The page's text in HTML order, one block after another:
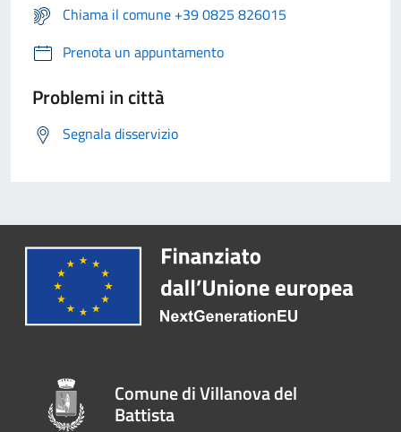
Chiama il comune +39 0825 826015
Prenota un appuntamento
Problemi in città
Segnala disservizio
Comune di Villanova del
Battista